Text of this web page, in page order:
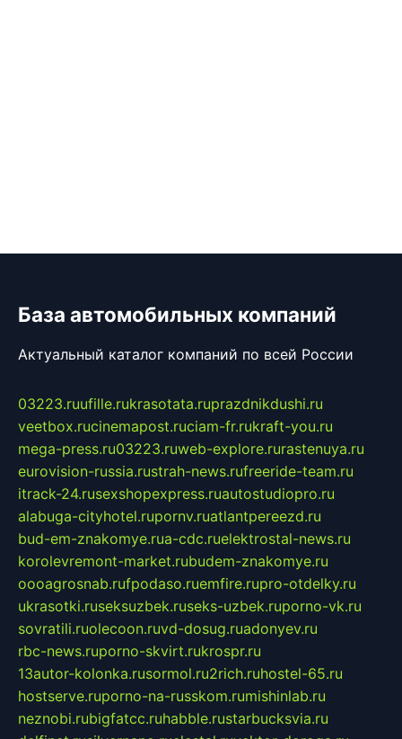
База автомобильных компаний
Актуальный каталог компаний по всей России
03223.ruufille.rukrasotata.ruprazdnikdushi.ru
veetbox.rucinemapost.ruciam-fr.rukraft-you.ru
mega-press.ru03223.ruweb-explore.rurastenuya.ru
eurovision-russia.rustrah-news.rufreeride-team.ru
itrack-24.rusexshopexpress.ruautostudiopro.ru
alabuga-cityhotel.rupornv.ruatlantpereezd.ru
bud-em-znakomye.rua-cdc.ruelektrostal-news.ru
korolevremont-market.rubudem-znakomye.ru
oooagrosnab.rufpodaso.ruemfire.rupro-otdelky.ru
ukrasotki.ruseksuzbek.ruseks-uzbek.ruporno-vk.ru
sovratili.ruolecoon.ruvd-dosug.ruadonyev.ru
rbc-news.ruporno-skvirt.rukrospr.ru
13autor-kolonka.rusormol.ru2rich.ruhostel-65.ru
hostserve.ruporno-na-russkom.rumishinlab.ru
neznobi.rubigfatcc.ruhabble.rustarbucksvia.ru